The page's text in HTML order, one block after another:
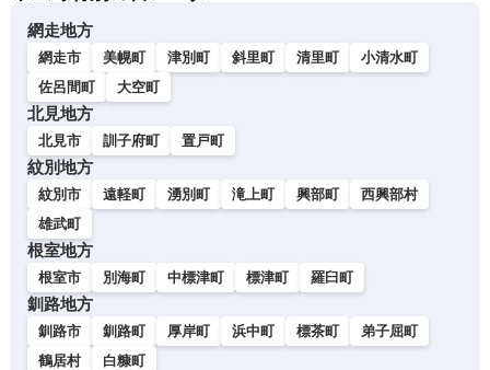
網走地方
網走市 美幌町 津別町 斜里町 清里町
小清水町
佐呂間町
大空町
北見地方
北見市 訓子府町 置戸町
紋別地方
紋別市 遠軽町 湧別町 滝上町 興部町
西興部村
雄武町
根室地方
根室市 別海町 中標津町 標津町 羅臼町
釧路地方
釧路市 釧路町 厚岸町 浜中町 標茶町
弟子屈町
鶴居村
白糠町